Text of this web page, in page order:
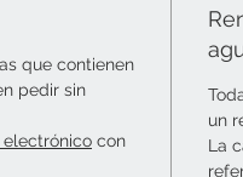
que contienen
pedir sin
electrónico con
un
La